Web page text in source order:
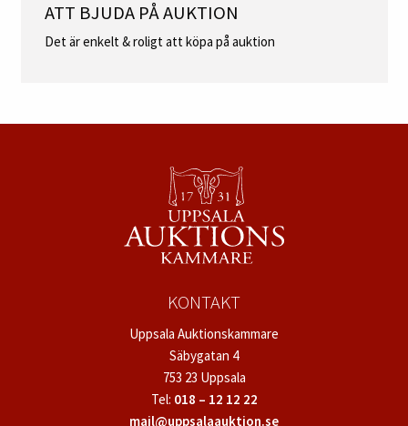
ATT BJUDA PÅ AUKTION
Det är enkelt & roligt att köpa på auktion
KONTAKT
Uppsala Auktionskammare
Säbygatan 4
753 23 Uppsala
Tel: 018 – 12 12 22
mail@uppsalaauktion.se